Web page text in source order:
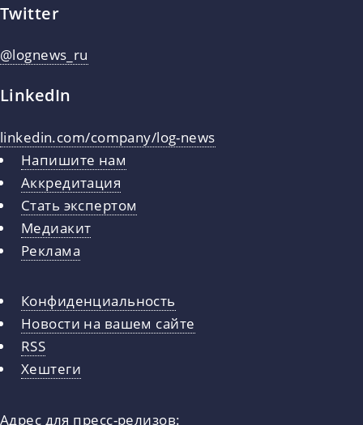
Twitter
@lognews_ru
LinkedIn
linkedin.com/company/log-news
Напишите нам
Аккредитация
Стать экспертом
Медиакит
Реклама
Конфиденциальность
Новости на вашем сайте
RSS
Хештеги
Адрес для пресс-релизов: